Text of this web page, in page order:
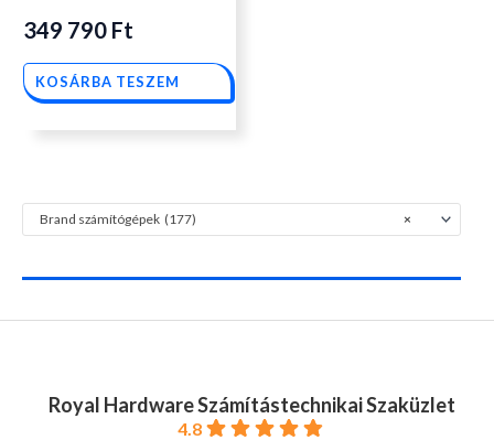
×
Brand számítógépek (177)
349 790 Ft
KOSÁRBA TESZEM
Royal Hardware Számítástechnikai Szaküzlet
4.8